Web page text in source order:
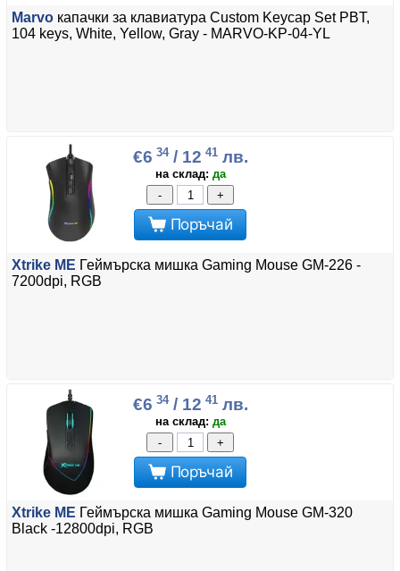
Marvo капачки за клавиатура Custom Keycap Set PBT,
104 keys, White, Yellow, Gray - MARVO-KP-04-YL
€6 34/ 12 41лв.
на склад: да
-
+
Поръчай
Xtrike ME Геймърска мишка Gaming Mouse GM-226 -
7200dpi, RGB
€6 34/ 12 41лв.
на склад: да
-
+
Поръчай
Xtrike ME Геймърска мишка Gaming Mouse GM-320
Black -12800dpi, RGB